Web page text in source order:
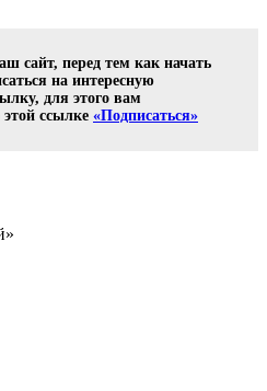
сайт, перед тем как начать
на интересную
для этого вам
ссылке «Подписаться»